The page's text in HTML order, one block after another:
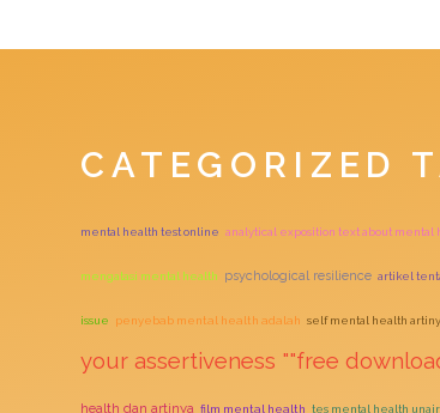
CATEGORIZED
mental health test online analytical exposition text about mental
mengatasi mental health psychological resilience artikel
issue penyebab mental health adalah self mental health
your assertiveness ""free
health dan artinya film mental health tes mental health unair